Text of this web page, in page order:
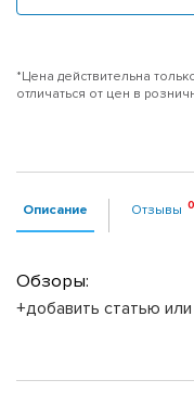
*Цена действительна
отличаться от цен в
Описание Отзывы
Обзоры:
+добавить статью